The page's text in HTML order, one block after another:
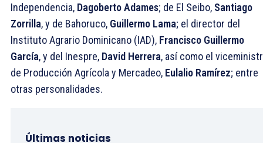
Independencia, Dagoberto Adames; de El Seibo, Santiago
Zorrilla, y de Bahoruco, Guillermo Lama; el director del
Instituto Agrario Dominicano (IAD), Francisco Guillermo
García, y del Inespre, David Herrera, así como el
de Producción Agrícola y Mercadeo, Eulalio Ramírez; entre
otras personalidades.
Últimas noticias